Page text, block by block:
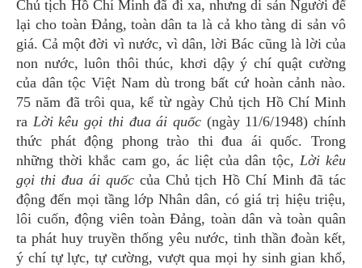
Chủ tịch Hồ Chí Minh đã đi xa, nhưng di sản Người để
lại cho toàn Đảng, toàn dân ta là cả kho tàng di sản vô
giá. Cả một đời vì nước, vì dân, lời Bác cũng là lời của
non nước, luôn thôi thúc, khơi dậy ý chí quật cường
của dân tộc Việt Nam dù trong bất cứ hoàn cảnh nào.
75 năm đã trôi qua, kể từ ngày Chủ tịch Hồ Chí Minh
ra Lời kêu gọi thi đua ái quốc(ngày 11/6/1948) chính
thức phát động phong trào thi đua ái quốc. Trong
những thời khắc cam go, ác liệt của dân tộc, Lời kêu
gọi thi đua ái quốccủa Chủ tịch Hồ Chí Minh đã tác
động đến mọi tầng lớp Nhân dân, có giá trị hiệu triệu,
lôi cuốn, động viên toàn Đảng, toàn dân và toàn quân
ta phát huy truyền thống yêu nước, tinh thần đoàn kết,
ý chí tự lực, tự cường, vượt qua mọi hy sinh gian khổ,